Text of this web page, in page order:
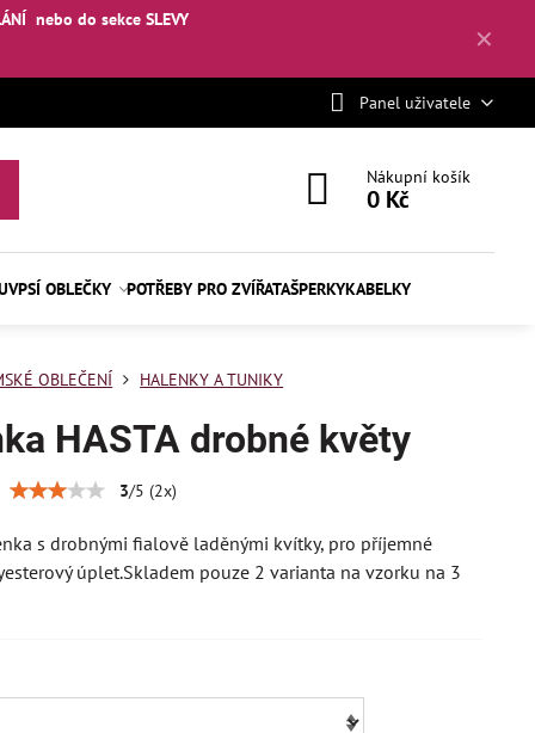
✕
nebodo sekce SLEVY
Panel uživatele
Nákupní košík
0 Kč
PSÍ OBLEČKY POTŘEBY PRO ZVÍŘATAŠPERKYKABELKY
OBLEČENÍ HALENKY A TUNIKY
HASTA drobné květy
3/5 (2x)
s drobnými fialově laděnými kvítky, pro příjemné
úplet.Skladem pouze 2 varianta na vzorku na 3